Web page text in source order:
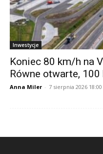
Inwestycje
Koniec 80 km/h na
Równe otwarte, 100
Anna Miler - 7 sierpnia 2026 18:00